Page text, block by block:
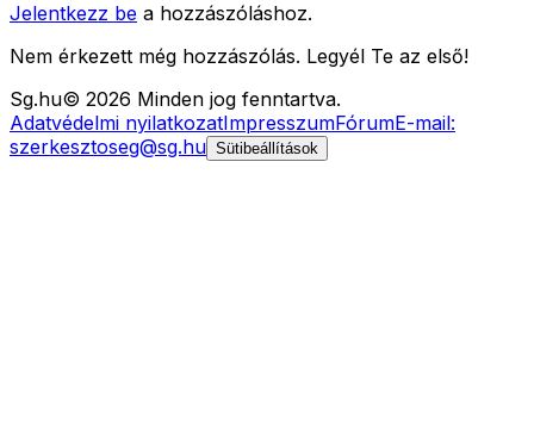
Jelentkezz be a hozzászóláshoz.
Nem érkezett még hozzászólás. Legyél Te az első!
Sg.hu© 2026 Minden jog fenntartva.
Adatvédelmi nyilatkozatImpresszumFórumE-mail:
szerkesztoseg@sg.hu Sütibeállítások